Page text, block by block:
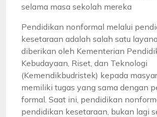
selama masa sekolah mereka
Pendidikan nonformal melalui
kesetaraan adalah salah satu
diberikan oleh Kementerian
Kebudayaan, Riset, dan Teknologi
(Kemendikbudristek) kepada
memiliki tugas yang sama dengan
formal. Saat ini, pendidikan
pendidikan kesetaraan, bukan lagi